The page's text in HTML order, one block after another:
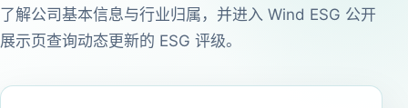
了解公司基本信息与行业归属，并进入 Wind ESG 公开
展示页查询动态更新的 ESG 评级。